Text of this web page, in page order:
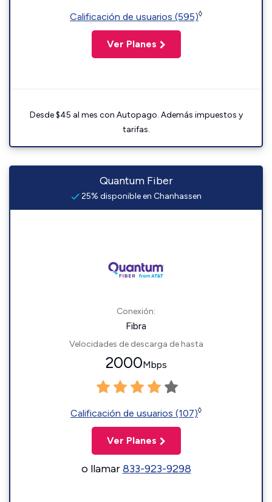
Calificación de usuarios (595)◊
Ver Planes
Desde $45 al mes con Autopago. Además impuestos y
tarifas.
Quantum Fiber
25% disponible en Chanhassen
Conexión:
Fibra
Velocidades de descarga de hasta
2000Mbps
Calificación de usuarios (107)◊
Ver Planes
o llamar833-923-9298